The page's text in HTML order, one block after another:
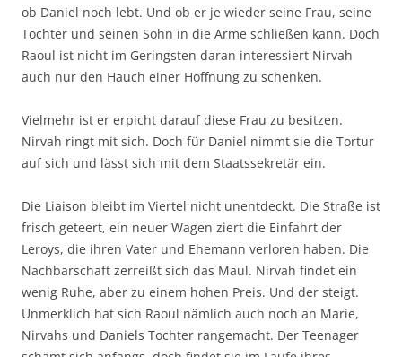
ob Daniel noch lebt. Und ob er je wieder seine Frau, seine
Tochter und seinen Sohn in die Arme schließen kann. Doch
Raoul ist nicht im Geringsten daran interessiert Nirvah
auch nur den Hauch einer Hoffnung zu schenken.
Vielmehr ist er erpicht darauf diese Frau zu besitzen.
Nirvah ringt mit sich. Doch für Daniel nimmt sie die Tortur
auf sich und lässt sich mit dem Staatssekretär ein.
Die Liaison bleibt im Viertel nicht unentdeckt. Die Straße ist
frisch geteert, ein neuer Wagen ziert die Einfahrt der
Leroys, die ihren Vater und Ehemann verloren haben. Die
Nachbarschaft zerreißt sich das Maul. Nirvah findet ein
wenig Ruhe, aber zu einem hohen Preis. Und der steigt.
Unmerklich hat sich Raoul nämlich auch noch an Marie,
Nirvahs und Daniels Tochter rangemacht. Der Teenager